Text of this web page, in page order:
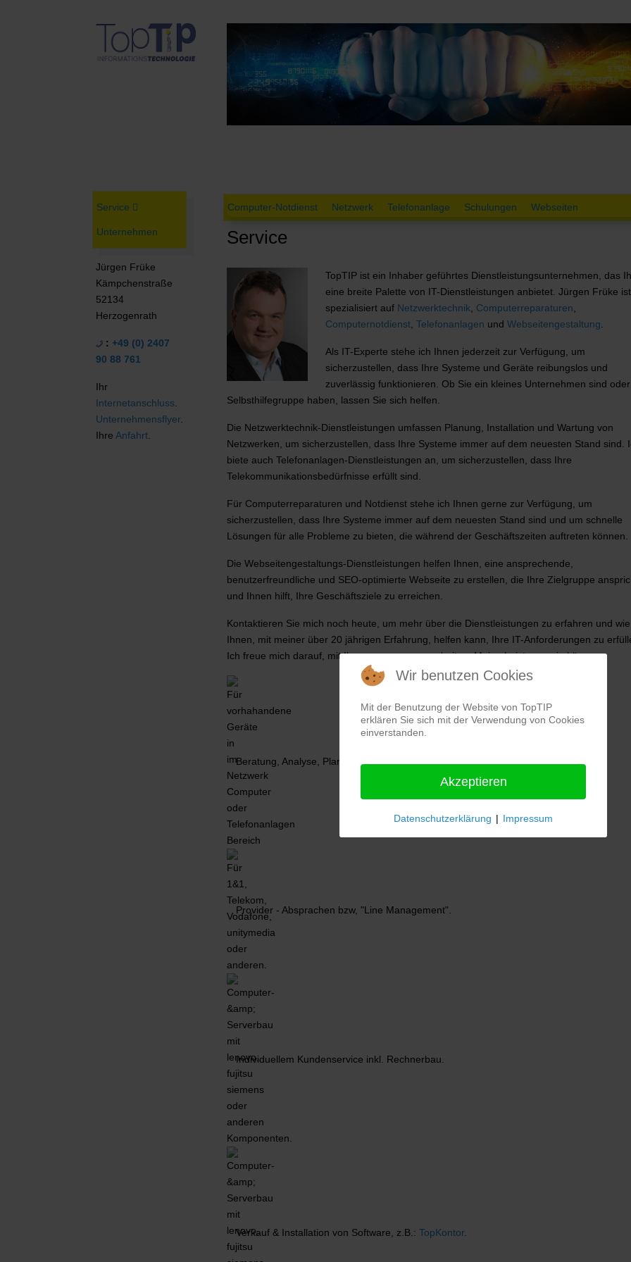
Service
Unternehmen
Jürgen Früke
Kämpchenstraße
52134
Herzogenrath
: +49 (0) 2407
90 88 761
Ihr
Internetanschluss
Unternehmensflyer.
Ihre Anfahrt
Computer-Notdienst Netzwerk Telefonanlage Schulungen Webseiten
Service
TopTIP ist ein Inhaber geführtes Dienstleistungsunternehmen, das
eine breite Palette von IT-Dienstleistungen anbietet. Jürgen Früke ist
spezialisiert auf Netzwerktechnik Computerreparaturen
Computernotdienst Telefonanlagen und Webseitengestaltung
Als IT-Experte stehe ich Ihnen jederzeit zur Verfügung, um
sicherzustellen, dass Ihre Systeme und Geräte reibungslos und
zuverlässig funktionieren. Ob Sie ein kleines Unternehmen sind
Selbsthilfegruppe haben, lassen Sie sich helfen.
Die Netzwerktechnik-Dienstleistungen umfassen Planung, Installation und Wartung von
Netzwerken, um sicherzustellen, dass Ihre Systeme immer auf dem neuesten Stand sind.
biete auch Telefonanlagen-Dienstleistungen an, um sicherzustellen, dass Ihre
Telekommunikationsbedürfnisse erfüllt sind.
Für Computerreparaturen und Notdienst stehe ich Ihnen gerne zur Verfügung, um
sicherzustellen, dass Ihre Systeme immer auf dem neuesten Stand sind und um schnelle
Lösungen für alle Probleme zu bieten, die während der Geschäftszeiten auftreten können.
Die Webseitengestaltungs-Dienstleistungen helfen Ihnen, eine ansprechende,
benutzerfreundliche und SEO-optimierte Webseite zu erstellen, die Ihre Zielgruppe
und Ihnen hilft, Ihre Geschäftsziele zu erreichen.
Kontaktieren Sie mich noch heute, um mehr über die Dienstleistungen zu erfahren und
Ihnen, mit meiner über 20 jährigen Erfahrung, helfen kann, Ihre IT-Anforderungen zu
Ich freue mich darauf, mit Ihnen zusammenzuarbeiten. Meine Leistungen in kürze:
Beratung, Analyse, Planung & Realisierung.
Provider - Absprachen bzw, "Line Management".
Individuellem Kundenservice inkl. Rechnerbau.
Verkauf & Installation von Software, z.B.: TopKontor.
Wir benutzen Cookies
Mit der Benutzung der Website von TopTIP
erklären Sie sich mit der Verwendung von Cookies
einverstanden.
Akzeptieren
Datenschutzerklärung | Impressum